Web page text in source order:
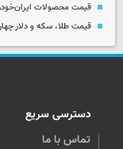
قیمت محصولات ایران‌خودرو و
قیمت طلا، سکه و دلار چهارشنبه ۱۴
دسترسی سریع
تماس با ما